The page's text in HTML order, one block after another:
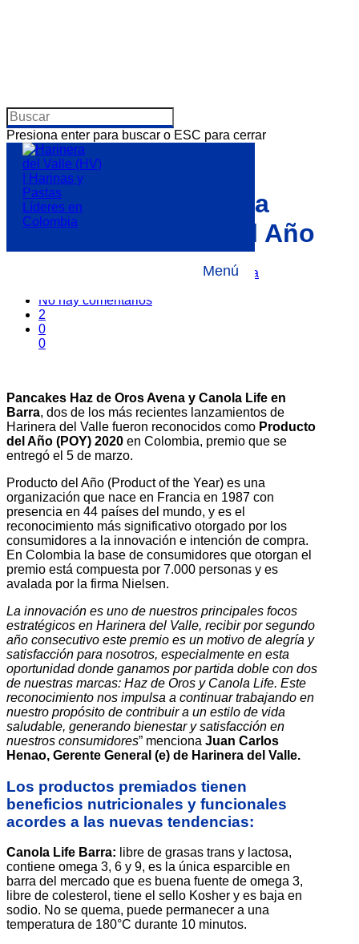
Presiona enter para buscar o ESC para cerrar
Menú
Por segundo año
consecutivo HV gana
premio Producto del Año
Sala de Prensa
No hay comentarios
2
0
0
Pancakes Haz de Oros Avena y Canola Life en
Barra, dos de los más recientes lanzamientos de
Harinera del Valle fueron reconocidos como Producto
del Año (POY) 2020 en Colombia, premio que se
entregó el 5 de marzo.
Producto del Año (Product of the Year) es una
organización que nace en Francia en 1987 con
presencia en 44 países del mundo, y es el
reconocimiento más significativo otorgado por los
consumidores a la innovación e intención de compra.
En Colombia la base de consumidores que otorgan el
premio está compuesta por 7.000 personas y es
avalada por la firma Nielsen.
La innovación es uno de nuestros principales focos
estratégicos en Harinera del Valle, recibir por segundo
año consecutivo este premio es un motivo de alegría y
satisfacción para nosotros, especialmente en esta
oportunidad donde ganamos por partida doble con dos
de nuestras marcas: Haz de Oros y Canola Life. Este
reconocimiento nos impulsa a continuar trabajando en
nuestro propósito de contribuir a un estilo de vida
saludable, generando bienestar y satisfacción en
nuestros consumidores” menciona Juan Carlos
Henao, Gerente General (e) de Harinera del Valle.
Los productos premiados tienen
beneficios nutricionales y funcionales
acordes a las nuevas tendencias:
Canola Life Barra: libre de grasas trans y lactosa,
contiene omega 3, 6 y 9, es la única esparcible en
barra del mercado que es buena fuente de omega 3,
libre de colesterol, tiene el sello Kosher y es baja en
sodio. No se quema, puede permanecer a una
temperatura de 180°C durante 10 minutos.